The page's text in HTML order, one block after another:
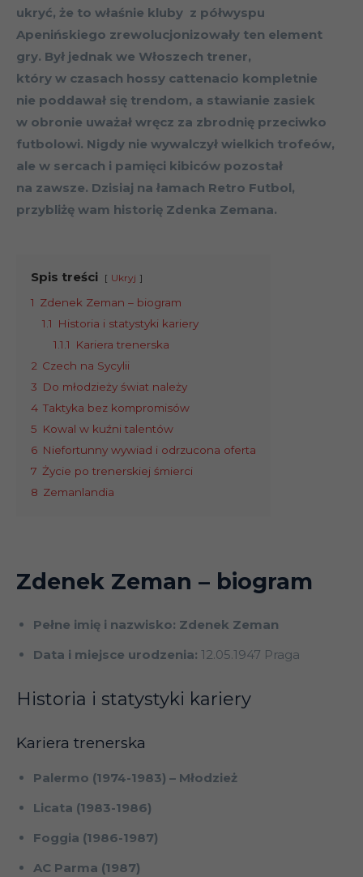
ukryć, że to właśnie kluby z półwyspu
Apenińskiego zrewolucjonizowały ten element
gry. Był jednak we Włoszech trener,
który w czasach hossy cattenacio kompletnie
nie poddawał się trendom, a stawianie zasiek
w obronie uważał wręcz za zbrodnię przeciwko
futbolowi. Nigdy nie wywalczył wielkich trofeów,
ale w sercach i pamięci kibiców pozostał
na zawsze. Dzisiaj na łamach Retro Futbol,
przybliżę wam historię Zdenka Zemana.
Spis treści Ukryj
1 Zdenek Zeman – biogram
1.1
Historia i statystyki kariery
1.1.1
Kariera trenerska
2 Czech na Sycylii
3 Do młodzieży świat należy
4 Taktyka bez kompromisów
5 Kowal w kuźni talentów
6 Niefortunny wywiad i odrzucona oferta
7 Życie po trenerskiej śmierci
8 Zemanlandia
Zdenek Zeman – biogram
Pełne imię i nazwisko: Zdenek Zeman
Data i miejsce urodzenia: 12.05.1947 Praga
Historia i statystyki kariery
Kariera trenerska
Palermo (1974-1983) – Młodzież
Licata (1983-1986)
Foggia (1986-1987)
AC Parma (1987)